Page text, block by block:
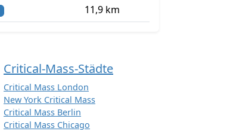
11,9 km
Critical-Mass-Städte
Critical Mass London
New York Critical Mass
Critical Mass Berlin
Critical Mass Chicago